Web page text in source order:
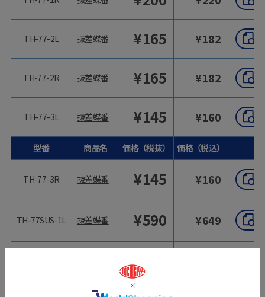
TH-77-2L
TH-77-2R
TH-77-3L
型番
TH-77-3R
TH-77SUS-1L
抜差蝶番 ¥165 ¥182
抜差蝶番 ¥165 ¥182
抜差蝶番 ¥145 ¥160
商品名 価格（税抜） 価格（税込）
抜差蝶番 ¥145 ¥160
抜差蝶番 ¥590 ¥649
¥590